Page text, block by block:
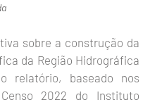
sobre a construção da
da Região Hidrográfica
relatório, baseado nos
2022 do Instituto